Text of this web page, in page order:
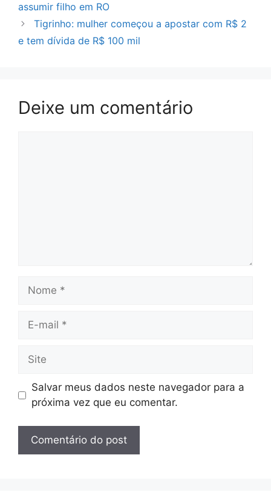
assumir filho em RO
Tigrinho: mulher começou a apostar com R$ 2
e tem dívida de R$ 100 mil
Deixe um comentário
Nome
Site
Salvar meus dados neste navegador para a
próxima vez que eu comentar.